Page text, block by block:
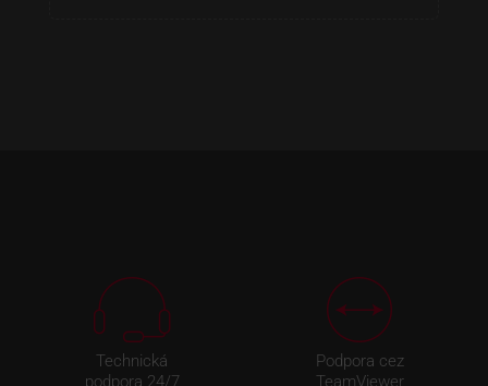
Technická
podpora 24/7
Podpora cez
TeamViewer